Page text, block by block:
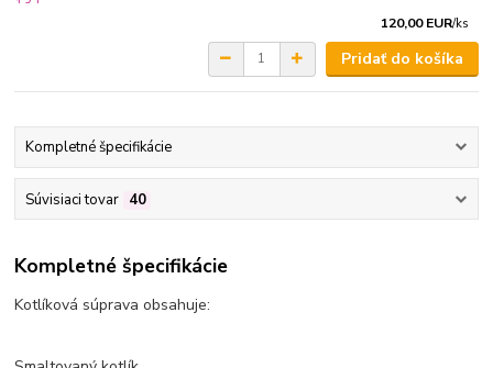
120,00 EUR/ks
Pridať do košíka
Kompletné špecifikácie
Súvisiaci tovar 40
Kompletné špecifikácie
Kotlíková súprava obsahuje: